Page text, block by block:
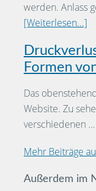
werden. Anlass
[Weiterlesen...]
Formen
Das
Website. Zu
verschiedenen …
Mehr Beiträge
Außerdem im